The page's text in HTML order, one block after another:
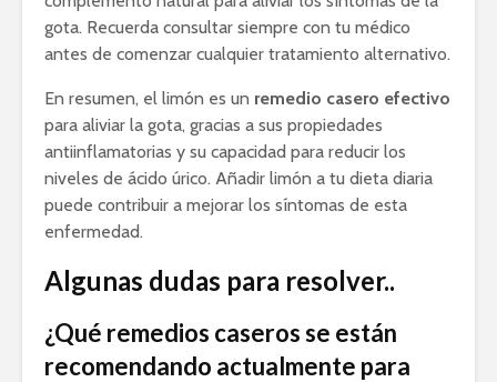
gota. Recuerda consultar siempre con tu médico
antes de comenzar cualquier tratamiento alternativo.
En resumen, el limón es un remedio casero efectivo
para aliviar la gota, gracias a sus propiedades
antiinflamatorias y su capacidad para reducir los
niveles de ácido úrico. Añadir limón a tu dieta diaria
puede contribuir a mejorar los síntomas de esta
enfermedad.
Algunas dudas para resolver..
¿Qué remedios caseros se están
recomendando actualmente para